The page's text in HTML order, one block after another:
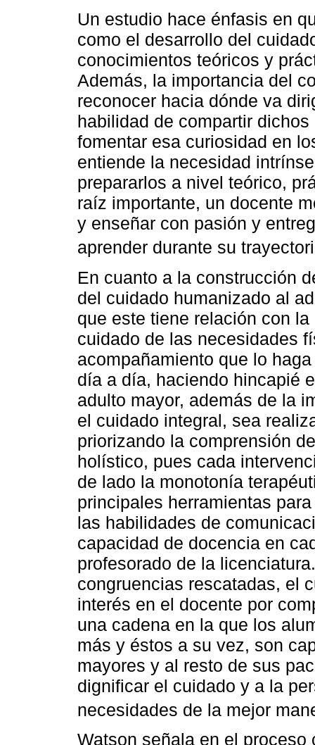
Un estudio hace énfasis en
como el desarrollo del
conocimientos teóricos y
Además, la importancia del
reconocer hacia dónde va
habilidad de compartir
fomentar esa curiosidad en
entiende la necesidad
prepararlos a nivel teórico,
raíz importante, un docente
y enseñar con pasión y
aprender durante su
En cuanto a la construcción
del cuidado humanizado al
que este tiene relación con
cuidado de las necesidades
acompañamiento que lo
día a día, haciendo hincapié
adulto mayor, además de la
el cuidado integral, sea
priorizando la comprensión
holístico, pues cada
de lado la monotonía
principales herramientas
las habilidades de
capacidad de docencia en
profesorado de la
congruencias rescatadas, el
interés en el docente por
una cadena en la que los
más y éstos a su vez, son
mayores y al resto de sus
dignificar el cuidado y a la
necesidades de la mejor
Watson señala en el